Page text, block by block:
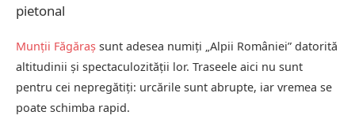
pietonal
Munții Făgăraș sunt adesea numiți „Alpii României” datorită
altitudinii și spectaculozității lor. Traseele aici nu sunt
pentru cei nepregătiți: urcările sunt abrupte, iar vremea se
poate schimba rapid.